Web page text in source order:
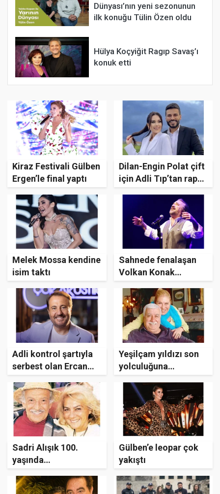
Dünyası’nın yeni sezonunun
ilk konuğu Tülin Özen oldu
Hülya Koçyiğit Ragıp Savaş’ı
konuk etti
Kiraz Festivali Gülben
Ergen’le final yaptı
Dilan-Engin Polat çift
için Adli Tıp’tan rapor
çıktı! Çektikleri video
gündem olmuştu
Melek Mossa kendine
isim taktı
Sahnede fenalaşan
Volkan Konak
Adli kontrol şartıyla
serbest olan Ercan
Saatçi’den ilk
paylaşım
Yeşilçam yıldızı son
yolculuğuna
uğurlandı! Gülümser
Gülhan kimdir, eşi
kim?
Sadri Alışık 100.
yaşında
Gülben’e leopar çok
yakıştı